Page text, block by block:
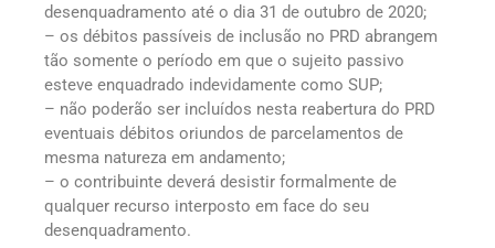
desenquadramento até o dia 31 de outubro de 2020;
– os débitos passíveis de inclusão no PRD abrangem
tão somente o período em que o sujeito passivo
esteve enquadrado indevidamente como SUP;
– não poderão ser incluídos nesta reabertura do PRD
eventuais débitos oriundos de parcelamentos de
mesma natureza em andamento;
– o contribuinte deverá desistir formalmente de
qualquer recurso interposto em face do seu
desenquadramento.